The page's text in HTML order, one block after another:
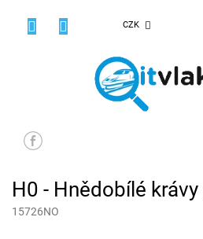
CZK
H0 - Hnědobílé
15726NO